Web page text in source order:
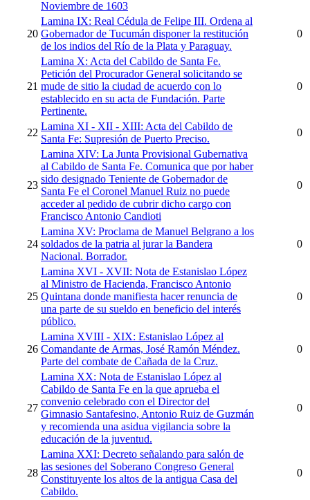
Noviembre de 1603
20
Lamina IX: Real Cédula de Felipe III. Ordena al
Gobernador de Tucumán disponer la restitución
de los indios del Río de la Plata y Paraguay.
0
21
Lamina X: Acta del Cabildo de Santa Fe.
Petición del Procurador General solicitando se
mude de sitio la ciudad de acuerdo con lo
establecido en su acta de Fundación. Parte
Pertinente.
0
22
Lamina XI - XII - XIII: Acta del Cabildo de
Santa Fe: Supresión de Puerto Preciso.
0
23
Lamina XIV: La Junta Provisional Gubernativa
al Cabildo de Santa Fe. Comunica que por haber
sido designado Teniente de Gobernador de
Santa Fe el Coronel Manuel Ruiz no puede
acceder al pedido de cubrir dicho cargo con
Francisco Antonio Candioti
0
24
Lamina XV: Proclama de Manuel Belgrano a los
soldados de la patria al jurar la Bandera
Nacional. Borrador.
0
25
Lamina XVI - XVII: Nota de Estanislao López
al Ministro de Hacienda, Francisco Antonio
Quintana donde manifiesta hacer renuncia de
una parte de su sueldo en beneficio del interés
público.
0
26
Lamina XVIII - XIX: Estanislao López al
Comandante de Armas, José Ramón Méndez.
Parte del combate de Cañada de la Cruz.
0
27
Lamina XX: Nota de Estanislao López al
Cabildo de Santa Fe en la que aprueba el
convenio celebrado con el Director del
Gimnasio Santafesino, Antonio Ruiz de Guzmán
y recomienda una asidua vigilancia sobre la
educación de la juventud.
0
28
Lamina XXI: Decreto señalando para salón de
las sesiones del Soberano Congreso General
Constituyente los altos de la antigua Casa del
Cabildo.
0